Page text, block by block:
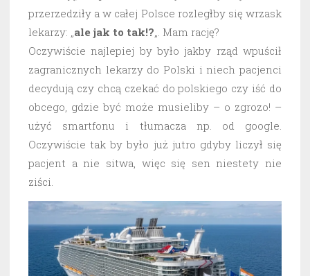
przerzedziły a w całej Polsce rozległby się wrzask
lekarzy: „ ale jak to tak!? „. Mam rację?
Oczywiście najlepiej by było jakby rząd wpuścił
zagranicznych lekarzy do Polski i niech pacjenci
decydują czy chcą czekać do polskiego czy iść do
obcego, gdzie być może musieliby – o zgrozo! –
użyć smartfonu i tłumacza np. od google.
Oczywiście tak by było już jutro gdyby liczył się
pacjent a nie sitwa, więc się sen niestety nie
ziści.